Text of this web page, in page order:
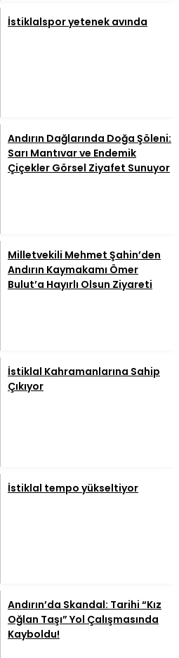
İstiklalspor yetenek avında
Andırın Dağlarında Doğa Şöleni:
Sarı Mantıvar ve Endemik
Çiçekler Görsel Ziyafet Sunuyor
Milletvekili Mehmet Şahin’den
Andırın Kaymakamı Ömer
Bulut’a Hayırlı Olsun Ziyareti
İstiklal Kahramanlarına Sahip
Çıkıyor
İstiklal tempo yükseltiyor
Andırın’da Skandal: Tarihi “Kız
Oğlan Taşı” Yol Çalışmasında
Kayboldu!